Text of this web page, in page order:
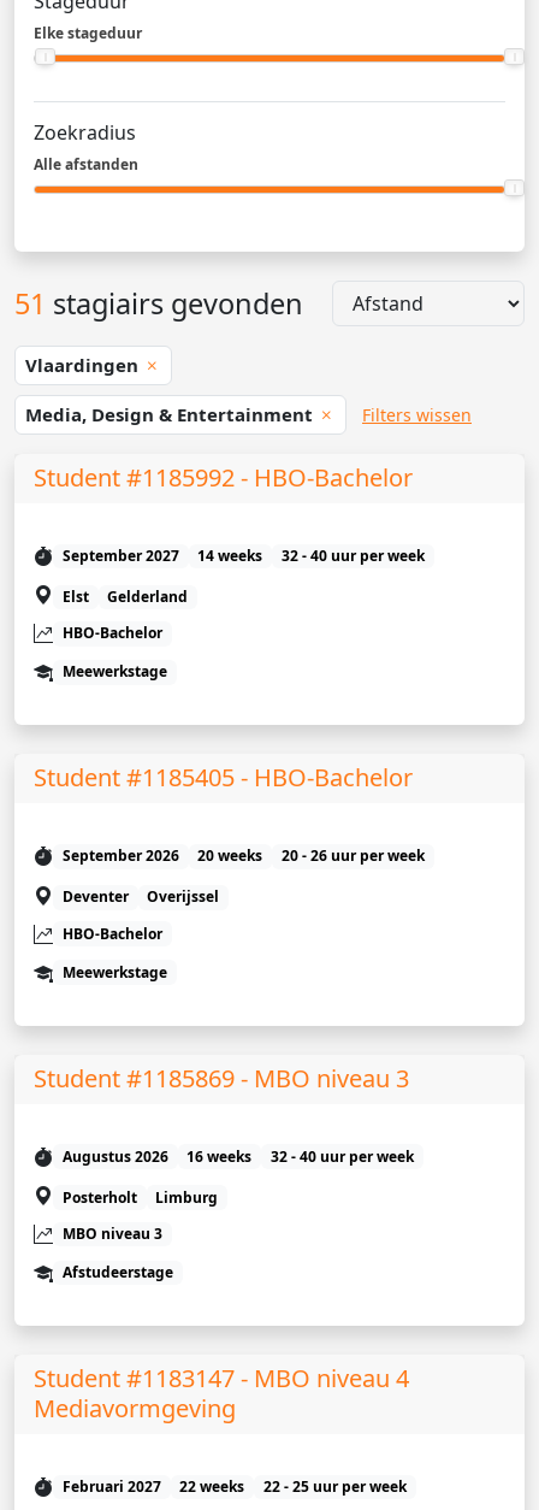
Elke stageduur
Zoekradius
Alle afstanden
51 stagiairs gevonden
Vlaardingen
Media, Design & Entertainment Filters wissen
Student #1185992 - HBO-Bachelor
September 2027 14 weeks
32 - 40 uur per week
Elst
Gelderland
HBO-Bachelor
Meewerkstage
Student #1185405 - HBO-Bachelor
September 2026 20 weeks
20 - 26 uur per week
Deventer
Overijssel
HBO-Bachelor
Meewerkstage
Student #1185869 - MBO niveau 3
Augustus 2026 16 weeks
32 - 40 uur per week
Posterholt
Limburg
MBO niveau 3
Afstudeerstage
Student #1183147 - MBO niveau 4
Mediavormgeving
Februari 2027 22 weeks 22 - 25 uur per week